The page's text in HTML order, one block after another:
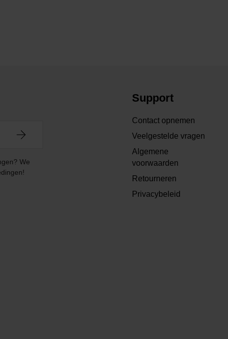
We
Support
Contact opnemen
Veelgestelde vragen
Algemene
voorwaarden
Retourneren
Privacybeleid